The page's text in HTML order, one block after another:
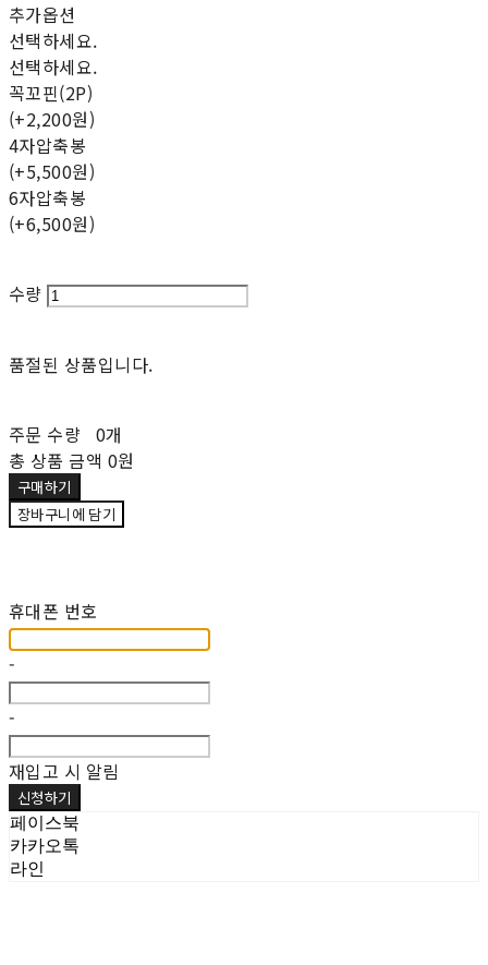
추가옵션
선택하세요.
선택하세요.
꼭꼬핀(2P)
(+2,200원)
4자압축봉
(+5,500원)
6자압축봉
(+6,500원)
수량
품절된 상품입니다.
주문 수량 0개
총 상품 금액 0원
구매하기
장바구니에 담기
휴대폰 번호
-
-
재입고 시 알림
신청하기
페이스북
카카오톡
라인